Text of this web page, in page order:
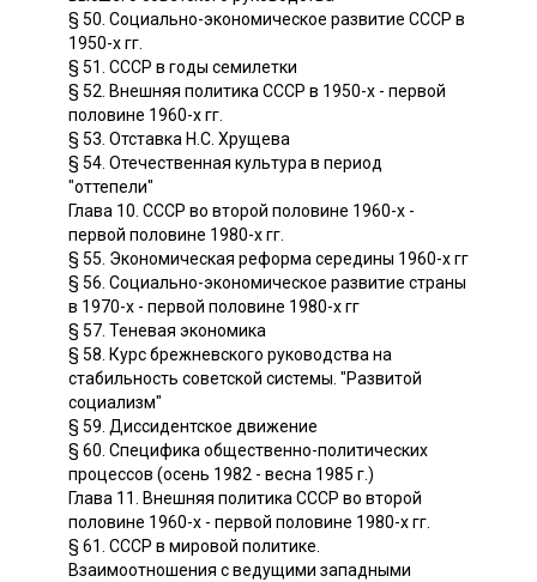
§ 50. Социально-экономическое развитие СССР в
1950-х гг.
§ 51. СССР в годы семилетки
§ 52. Внешняя политика СССР в 1950-х - первой
половине 1960-х гг.
§ 53. Отставка Н.С. Хрущева
§ 54. Отечественная культура в период
"оттепели"
Глава 10. СССР во второй половине 1960-х -
первой половине 1980-х гг.
§ 55. Экономическая реформа середины 1960-х гг
§ 56. Социально-экономическое развитие страны
в 1970-х - первой половине 1980-х гг
§ 57. Теневая экономика
§ 58. Курс брежневского руководства на
стабильность советской системы. "Развитой
социализм"
§ 59. Диссидентское движение
§ 60. Специфика общественно-политических
процессов (осень 1982 - весна 1985 г.)
Глава 11. Внешняя политика СССР во второй
половине 1960-х - первой половине 1980-х гг.
§ 61. СССР в мировой политике.
Взаимоотношения с ведущими западными